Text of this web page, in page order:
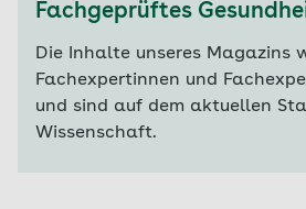
Fachgeprüftes
Die Inhalte unseres Magazins
Fachexpertinnen und
und sind auf dem aktuellen
Wissenschaft.